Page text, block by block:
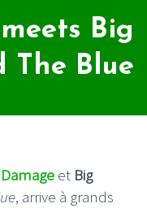
Big
The Blue
et Big
, arrive à grands